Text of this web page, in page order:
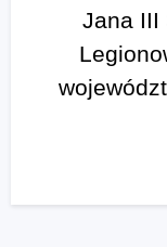
Jana III